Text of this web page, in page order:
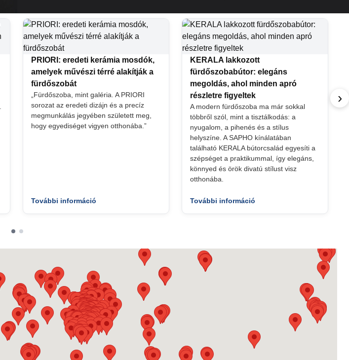
PRIORI: eredeti kerámia mosdók,
amelyek művészi térré alakítják a
fürdőszobát
„Fürdőszoba, mint galéria. A PRIORI
sorozat az eredeti dizájn és a precíz
megmunkálás jegyében született meg,
hogy egyediséget vigyen otthonába.”
További információ
KERALA lakkozott
fürdőszobabútor: elegáns
megoldás, ahol minden apró
részletre figyeltek
A modern fürdőszoba ma már sokkal
többről szól, mint a tisztálkodás: a
nyugalom, a pihenés és a stílus
helyszíne. A SAPHO kínálatában
található KERALA bútorcsalád egyesíti a
szépséget a praktikummal, így elegáns,
könnyed és örök divatú stílust visz
otthonába.
További információ
›